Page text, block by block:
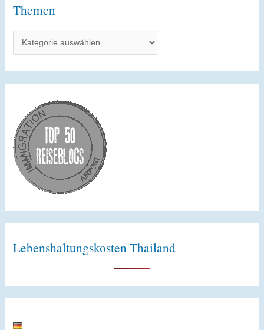
t
e
:
Themen
h
e
Lebenshaltungskosten Thailand